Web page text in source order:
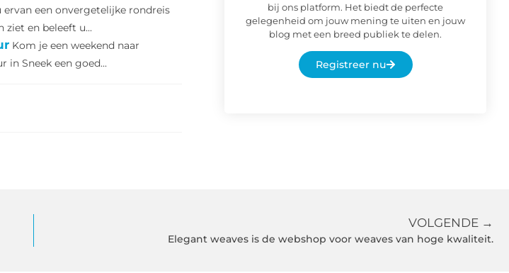
een onvergetelijke rondreis
ziet en beleeft u...
Kom je een weekend naar
in Sneek een goed...
bij ons platform. Het biedt de perfecte
gelegenheid om jouw mening te uiten en jouw
blog met een breed publiek te delen.
Registreer nu
VOLGENDE →
Elegant weaves is de webshop voor weaves van hoge kwaliteit.